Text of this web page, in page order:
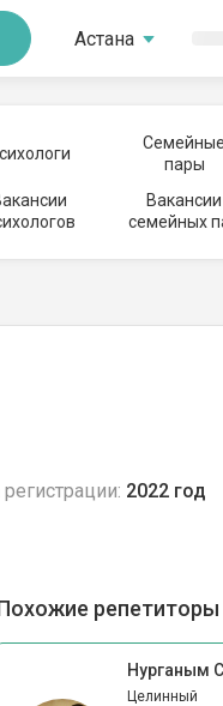
Астана
Семейные
пары
Вакансии
семейных
2022 год
репетиторы
Нурганым
Целинный